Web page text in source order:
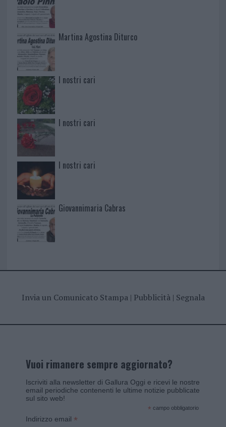
Martina Agostina Diturco
I nostri cari
I nostri cari
I nostri cari
Giovannimaria Cabras
Invia un Comunicato Stampa| Pubblicità| Segnala
Vuoi rimanere sempre aggiornato?
Iscriviti alla newsletter di Gallura Oggi e ricevi le nostre
email periodiche contenenti le ultime notizie pubblicate
sul sito web!
* campo obbligatorio
Indirizzo email *